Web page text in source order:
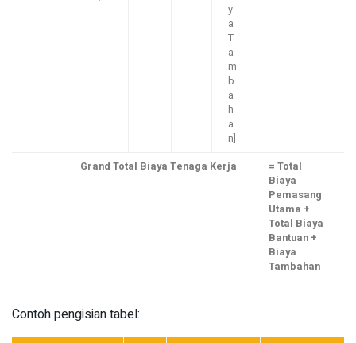
y
a
T
a
m
b
a
h
a
n]
Grand Total Biaya Tenaga Kerja
= Total
Biaya
Pemasang
Utama +
Total Biaya
Bantuan +
Biaya
Tambahan
Contoh pengisian tabel: